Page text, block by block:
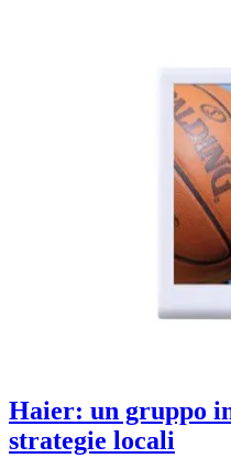
Haier: un gruppo
strategie locali